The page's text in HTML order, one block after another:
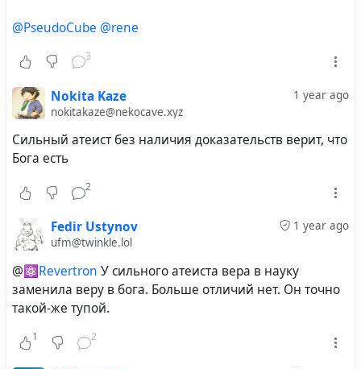
@PseudoCube @rene
3
1 year ago
Nokita Kaze
nokitakaze@nekocave.xyz
Сильный атеист без наличия доказательств верит, что
Бога есть
2
1 year ago
Fedir Ustynov
ufm@twinkle.lol
@⚛️Revertron У сильного атеиста вера в науку
заменила веру в бога. Больше отличий нет. Он точно
такой-же тупой.
1 2